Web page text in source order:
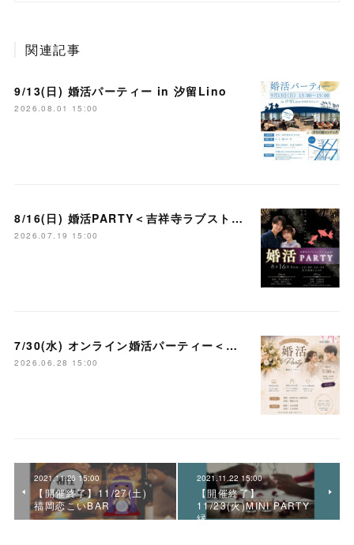
関連記事
9/13(日) 婚活パーティー in 汐留Lino
2026.08.01 15:00
8/16(日) 婚活PARTY＜吉祥寺ラブストーリー＞
2026.07.19 15:00
7/30(水) オンライン婚活パーティー＜大宮ラブストーリー＞
2026.06.28 15:00
2021.11.26 15:00
【開催終了】11/27(土)
福岡恋こいBAR
2021.11.22 15:00
【開催終了】
11/23(火)MINI PARTY
縁